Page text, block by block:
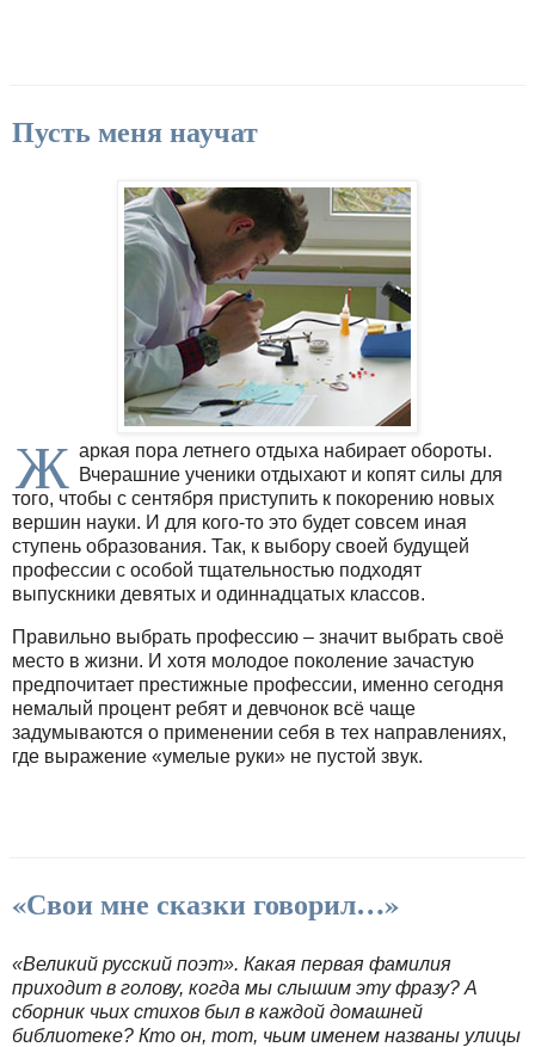
Пусть меня научат
Ж аркая пора летнего отдыха набирает обороты.
Вчерашние ученики отдыхают и копят силы для
того, чтобы с сентября приступить к покорению новых
вершин науки. И для кого-то это будет совсем иная
ступень образования. Так, к выбору своей будущей
профессии с особой тщательностью подходят
выпускники девятых и одиннадцатых классов.
Правильно выбрать профессию – значит выбрать своё
место в жизни. И хотя молодое поколение зачастую
предпочитает престижные профессии, именно сегодня
немалый процент ребят и девчонок всё чаще
задумываются о применении себя в тех направлениях,
где выражение «умелые руки» не пустой звук.
«Свои мне сказки говорил…»
«Великий русский поэт». Какая первая фамилия
приходит в голову, когда мы слышим эту фразу? А
сборник чьих стихов был в каждой домашней
библиотеке? Кто он, тот, чьим именем названы улицы